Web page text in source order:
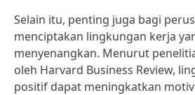
Selain itu, penting juga bagi
menciptakan lingkungan kerja
menyenangkan. Menurut
oleh Harvard Business Review,
positif dapat meningkatkan